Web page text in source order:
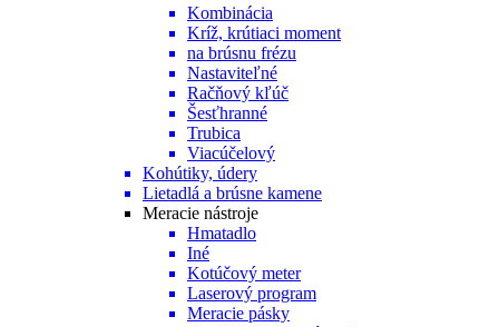
Kombinácia
Kríž, krútiaci moment
na brúsnu frézu
Nastaviteľné
Račňový kľúč
Šesťhranné
Trubica
Viacúčelový
Kohútiky, údery
Lietadlá a brúsne kamene
Meracie nástroje
Hmatadlo
Iné
Kotúčový meter
Laserový program
Meracie pásky